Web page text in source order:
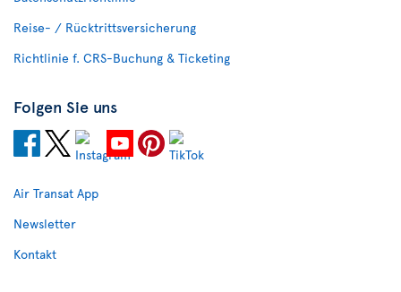
Reise- / Rücktrittsversicherung
Richtlinie f. CRS-Buchung & Ticketing
Folgen Sie uns
Air Transat App
Newsletter
Kontakt